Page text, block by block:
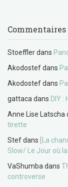
Commentaires
Stoefflerdans
Akodostefdans
Akodostefdans
gattaca dans DIY
Anne Lise Latscha
tirette
Stefdans
[La
Slow/ Le Jour où
VaShumba dans
controverse